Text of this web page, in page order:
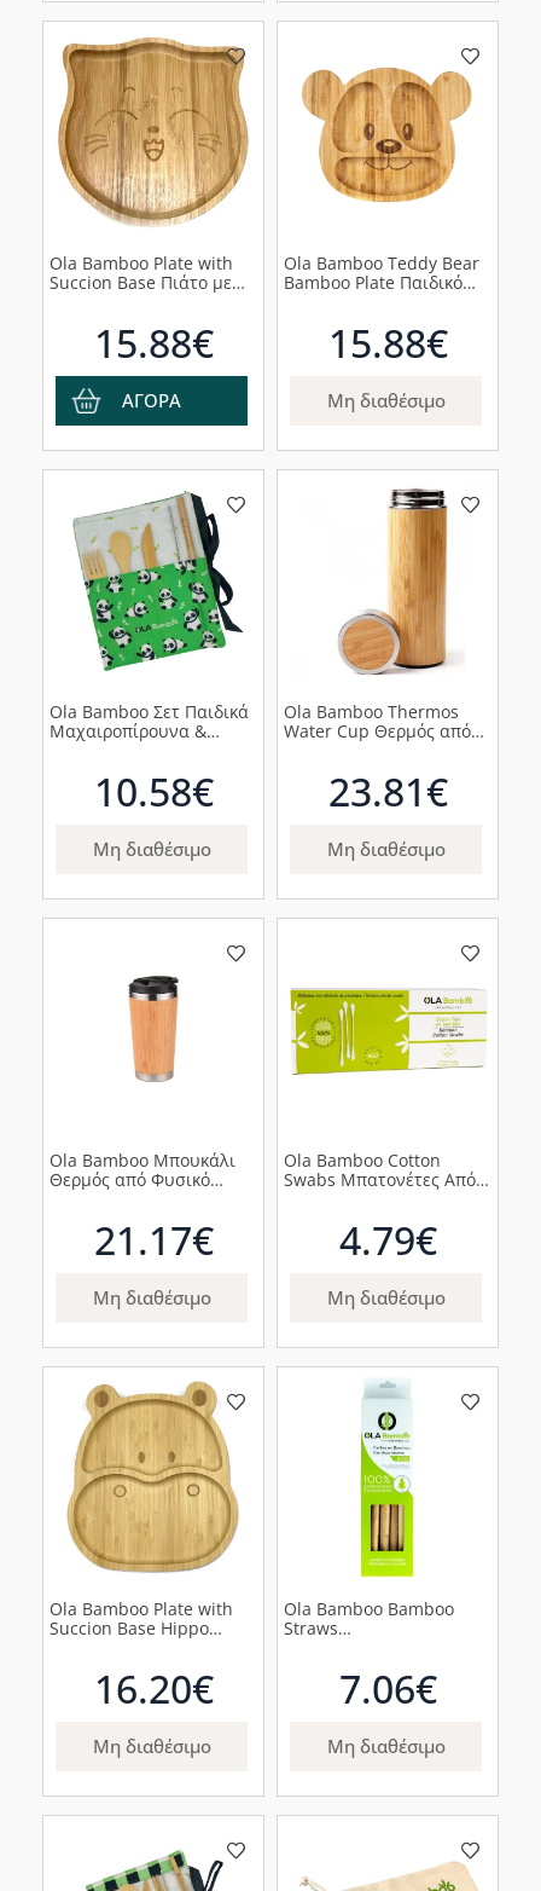
Ola Bamboo Plate with
Succion Base Πιάτο με
15.88€
ΑΓΟΡΑ
Ola Bamboo Teddy Bear
Bamboo Plate Παιδικό
Αρκουδάκι, 1τμχ
15.88€
Μη διαθέσιμο
Ola Bamboo Σετ Παιδικά
Μαχαιροπίρουνα &
10.58€
Μη διαθέσιμο
Ola Bamboo Thermos
Water Cup Θερμός από
23.81€
Μη διαθέσιμο
Ola Bamboo Μπουκάλι
Θερμός από Φυσικό
21.17€
Μη διαθέσιμο
Ola Bamboo Cotton
Swabs Μπατονέτες Από
4.79€
Μη διαθέσιμο
Ola Bamboo Plate with
Succion Base Hippo
16.20€
Μη διαθέσιμο
Ola Bamboo Bamboo
Straws
Μπαμπού, 6τμχ
7.06€
Μη διαθέσιμο